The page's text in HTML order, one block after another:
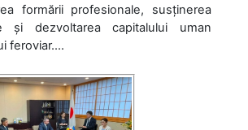
formării profesionale, susținerea
și dezvoltarea capitalului uman
feroviar....